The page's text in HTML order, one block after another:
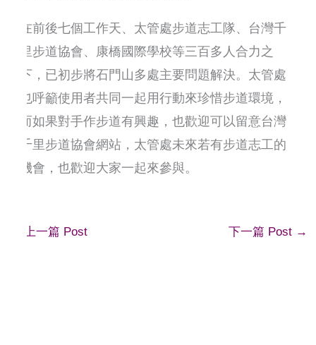
在前後七個工作天、太管處步道志工隊、台灣千
里步道協會、康橋國際學校等三百多人合力之
下，已初步將石門山多處主要問題解決。太管處
也呼籲使用者共同一起用行動來珍惜步道環境，
而如果對手作步道有興趣，也歡迎可以留意台灣
千里步道協會網站，太管處未來若有步道志工的
機會，也歡迎大家一起來參與。
上一篇 Post 下一篇 Post →